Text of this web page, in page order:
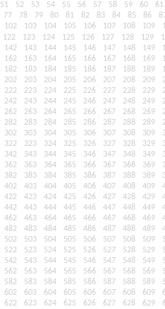
51
52 53 54 55 56 57 58 59 60
61
77
78 79 80 81 82 83 84 85 86
102
103 104 105 106 107 108 109
122
123 124 125 126 127 128 129
142
143 144 145 146 147 148 149
162
163 164 165 166 167 168 169
182
183 184 185 186 187 188 189
202
203 204 205 206 207 208 209
222
223 224 225 226 227 228 229
242
243 244 245 246 247 248 249
262
263 264 265 266 267 268 269
282
283 284 285 286 287 288 289
302
303 304 305 306 307 308 309
322
323 324 325 326 327 328 329
342
343 344 345 346 347 348 349
362
363 364 365 366 367 368 369
382
383 384 385 386 387 388 389
402
403 404 405 406 407 408 409
422
423 424 425 426 427 428 429
442
443 444 445 446 447 448 449
462
463 464 465 466 467 468 469
482
483 484 485 486 487 488 489
502
503 504 505 506 507 508 509
522
523 524 525 526 527 528 529
542
543 544 545 546 547 548 549
562
563 564 565 566 567 568 569
582
583 584 585 586 587 588 589
602
603 604 605 606 607 608 609
622
623 624 625 626 627 628 629